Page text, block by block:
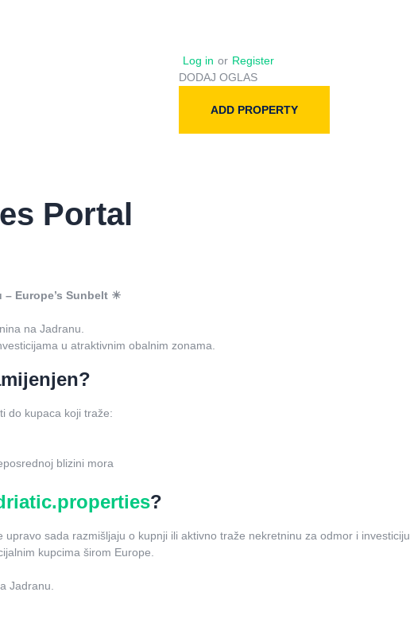
Log in or Register
DODAJ OGLAS
ADD PROPERTY
Portal
Europe’s Sunbelt ☀
na Jadranu.
u atraktivnim obalnim zonama.
do kupaca koji traže:
blizini mora
?
sada razmišljaju o kupnji ili aktivno traže nekretninu za odmor i investiciju.
kupcima širom Europe.
Jadranu.